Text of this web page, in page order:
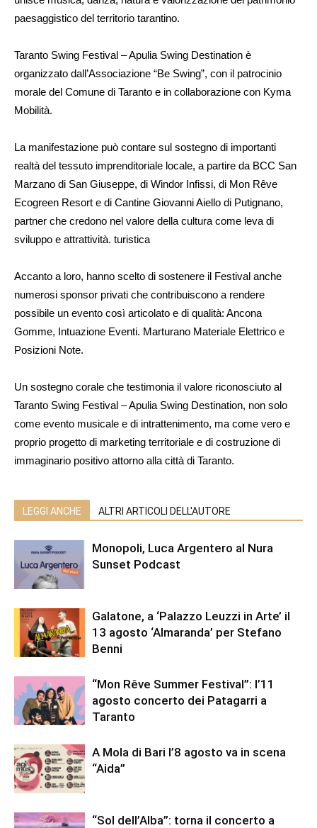
paesaggistico del territorio tarantino.
Taranto Swing Festival – Apulia Swing Destination è
organizzato dall’Associazione “Be Swing”, con il patrocinio
morale del Comune di Taranto e in collaborazione con Kyma
Mobilità.
La manifestazione può contare sul sostegno di importanti
realtà del tessuto imprenditoriale locale, a partire da BCC San
Marzano di San Giuseppe, di Windor Infissi, di Mon Rêve
Ecogreen Resort e di Cantine Giovanni Aiello di Putignano,
partner che credono nel valore della cultura come leva di
sviluppo e attrattività. turistica
Accanto a loro, hanno scelto di sostenere il Festival anche
numerosi sponsor privati che contribuiscono a rendere
possibile un evento così articolato e di qualità: Ancona
Gomme, Intuazione Eventi. Marturano Materiale Elettrico e
Posizioni Note.
Un sostegno corale che testimonia il valore riconosciuto al
Taranto Swing Festival – Apulia Swing Destination, non solo
come evento musicale e di intrattenimento, ma come vero e
proprio progetto di marketing territoriale e di costruzione di
immaginario positivo attorno alla città di Taranto.
LEGGI ANCHE ALTRI ARTICOLI DELL'AUTORE
Monopoli, Luca Argentero al Nura
Sunset Podcast
Galatone, a ‘Palazzo Leuzzi in Arte’ il
13 agosto ‘Almaranda’ per Stefano
Benni
“Mon Rêve Summer Festival”: l’11
agosto concerto dei Patagarri a
Taranto
A Mola di Bari l’8 agosto va in scena
“Aida”
“Sol dell’Alba”: torna il concerto a